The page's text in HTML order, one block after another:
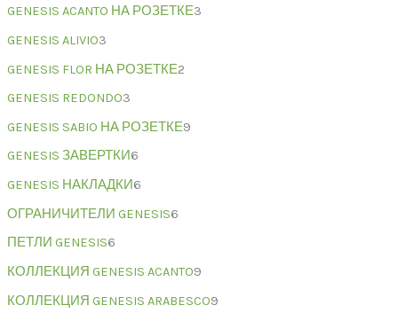
GENESIS ACANTO НА РОЗЕТКЕ3
GENESIS ALIVIO3
GENESIS FLOR НА РОЗЕТКЕ2
GENESIS REDONDO3
GENESIS SABIO НА РОЗЕТКЕ9
GENESIS ЗАВЕРТКИ6
GENESIS НАКЛАДКИ6
ОГРАНИЧИТЕЛИ GENESIS6
ПЕТЛИ GENESIS6
КОЛЛЕКЦИЯ GENESIS ACANTO9
КОЛЛЕКЦИЯ GENESIS ARABESCO9